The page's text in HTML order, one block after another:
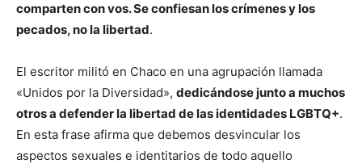
comparten con vos. Se confiesan los crímenes y los
pecados, no la libertad.
El escritor militó en Chaco en una agrupación llamada
«Unidos por la Diversidad», dedicándose junto a muchos
otros a defender la libertad de las identidades LGBTQ+.
En esta frase afirma que debemos desvincular los
aspectos sexuales e identitarios de todo aquello